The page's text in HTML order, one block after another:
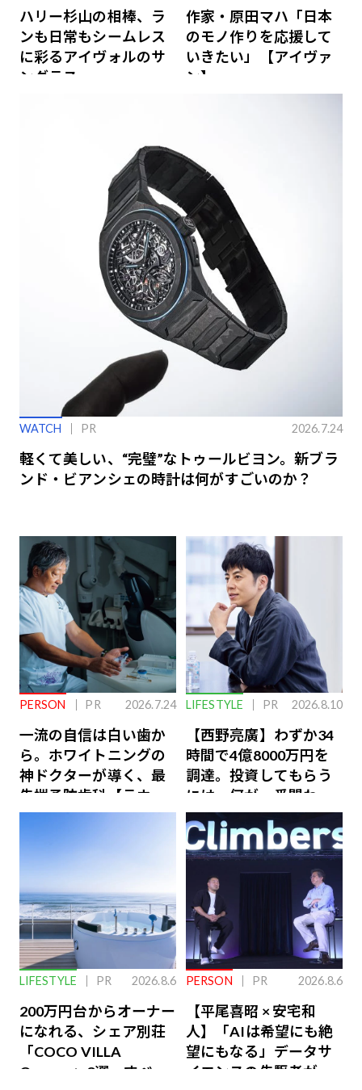
ハリー杉山の相棒、ラ
ンも日常もシームレス
に彩るアイヴォルのサ
ングラス
作家・原田マハ「日本
のモノ作りを応援して
いきたい」【アイヴァ
ン】
WATCH PR 2026.7.24
軽くて美しい、“完璧”なトゥールビヨン。新ブラ
ンド・ビアンシェの時計は何がすごいのか？
PERSON PR 2026.7.24
一流の自信は白い歯か
ら。ホワイトニングの
神ドクターが導く、最
先端予防歯科【ラウン
ジ会員特典あり】
LIFESTYLE PR 2026.8.10
【西野亮廣】わずか34
時間で4億8000万円を
調達。投資してもらう
には、何が一番問われ
るのか
LIFESTYLE PR 2026.8.6
200万円台からオーナー
になれる、シェア別荘
「COCO VILLA
Owners」3選。すべて
PERSON PR 2026.8.6
【平尾喜昭 × 安宅和
人】「AIは希望にも絶
望にもなる」データサ
イエンスの先駆者が語